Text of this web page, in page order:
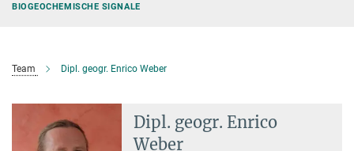
BIOGEOCHEMISCHE SIGNALE
Team Dipl. geogr. Enrico Weber
Dipl. geogr. Enrico
Weber